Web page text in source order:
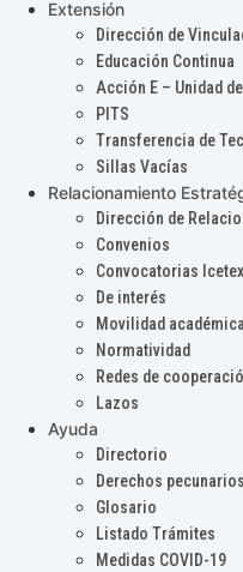
Extensión
Dirección de
Educación Continua
Acción E – Unidad
PITS
Transferencia de
Sillas Vacías
Relacionamiento
Dirección de
Convenios
Convocatorias Icetex
De interés
Movilidad académica
Normatividad
Redes de
Lazos
Ayuda
Directorio
Derechos pecunarios
Glosario
Listado Trámites
Medidas COVID-19